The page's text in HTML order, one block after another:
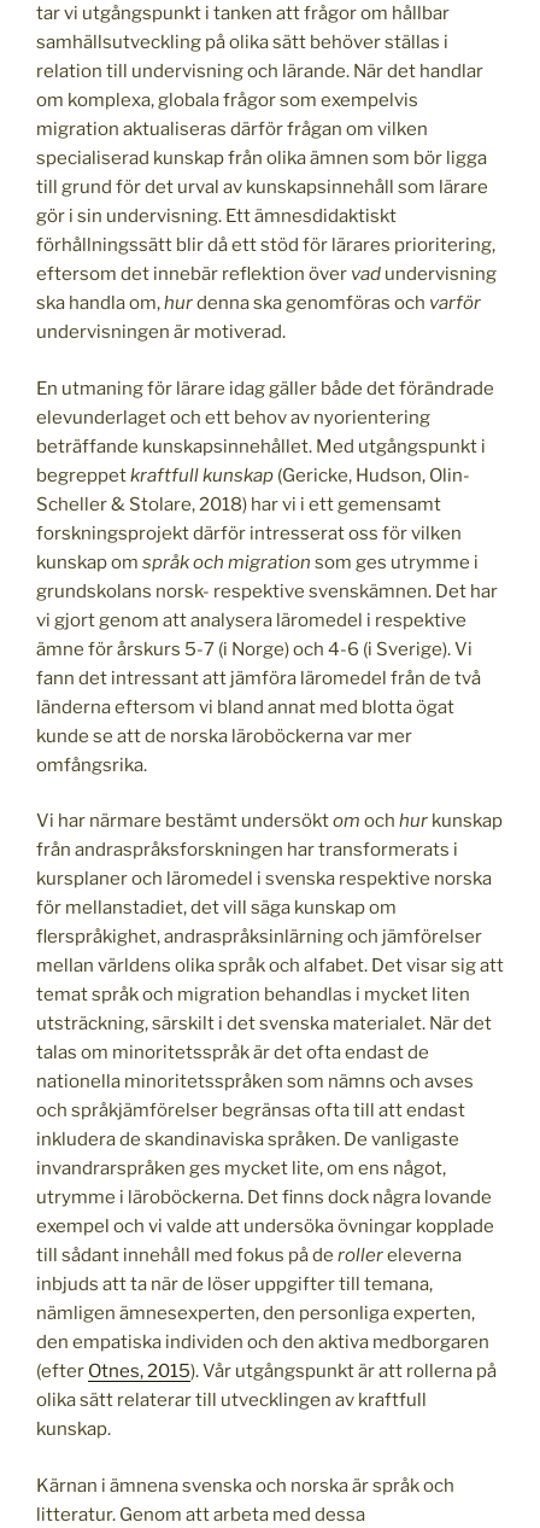
tar vi utgångspunkt i tanken att frågor om hållbar
samhällsutveckling på olika sätt behöver ställas i
relation till undervisning och lärande. När det handlar
om komplexa, globala frågor som exempelvis
migration aktualiseras därför frågan om vilken
specialiserad kunskap från olika ämnen som bör ligga
till grund för det urval av kunskapsinnehåll som lärare
gör i sin undervisning. Ett ämnesdidaktiskt
förhållningssätt blir då ett stöd för lärares prioritering,
eftersom det innebär reflektion över vad undervisning
ska handla om,hurdenna ska genomföras och varför
undervisningen är motiverad.
En utmaning för lärare idag gäller både det förändrade
elevunderlaget och ett behov av nyorientering
beträffande kunskapsinnehållet. Med utgångspunkt i
begreppetkraftfull kunskap (Gericke, Hudson, Olin-
Scheller & Stolare, 2018) har vi i ett gemensamt
forskningsprojekt därför intresserat oss för vilken
kunskap om språk och migration som ges utrymme i
grundskolans norsk- respektive svenskämnen. Det har
vi gjort genom att analysera läromedel i respektive
ämne för årskurs 5-7 (i Norge) och 4-6 (i Sverige). Vi
fann det intressant att jämföra läromedel från de två
länderna eftersom vi bland annat med blotta ögat
kunde se att de norska läroböckerna var mer
omfångsrika.
Vi har närmare bestämt undersöktom och hur kunskap
från andraspråksforskningen har transformerats i
kursplaner och läromedel i svenska respektive norska
för mellanstadiet, det vill säga kunskap om
flerspråkighet, andraspråksinlärning och jämförelser
mellan världens olika språk och alfabet. Det visar sig att
temat språk och migration behandlas i mycket liten
utsträckning, särskilt i det svenska materialet. När det
talas om minoritetsspråk är det ofta endast de
nationella minoritetsspråken som nämns och avses
och språkjämförelser begränsas ofta till att endast
inkludera de skandinaviska språken. De vanligaste
invandrarspråken ges mycket lite, om ens något,
utrymme i läroböckerna. Det finns dock några lovande
exempel och vi valde att undersöka övningar kopplade
till sådant innehåll med fokus på de rollereleverna
inbjuds att ta när de löser uppgifter till temana,
nämligen ämnesexperten, den personliga experten,
den empatiska individen och den aktiva medborgaren
(efter Otnes, 2015). Vår utgångspunkt är att rollerna på
olika sätt relaterar till utvecklingen av kraftfull
kunskap.
Kärnan i ämnena svenska och norska är språk och
litteratur. Genom att arbeta med dessa